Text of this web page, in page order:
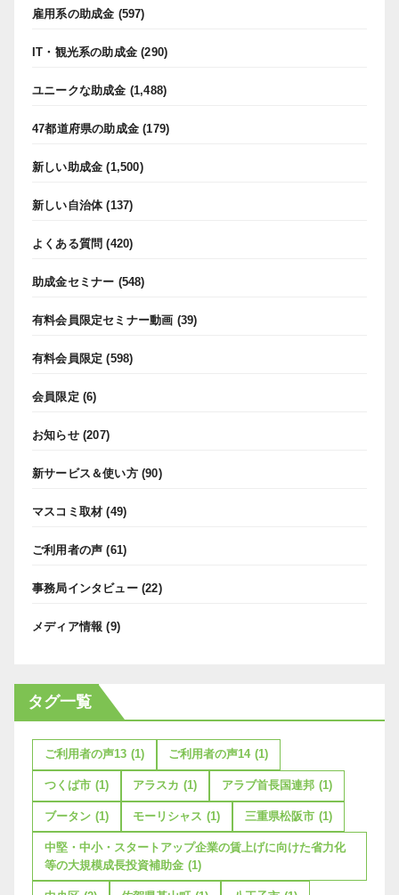
雇用系の助成金 (597)
IT・観光系の助成金 (290)
ユニークな助成金 (1,488)
47都道府県の助成金 (179)
新しい助成金 (1,500)
新しい自治体(137)
よくある質問 (420)
助成金セミナー (548)
有料会員限定セミナー動画 (39)
有料会員限定 (598)
会員限定 (6)
お知らせ(207)
新サービス＆使い方(90)
マスコミ取材 (49)
ご利用者の声 (61)
事務局インタビュー(22)
メディア情報 (9)
タグ一覧
ご利用者の声13 (1) ご利用者の声14 (1)
つくば市 (1) アラスカ (1) アラブ首長国連邦 (1)
ブータン (1) モーリシャス (1) 三重県松阪市 (1)
中堅・中小・スタートアップ企業の賃上げに向けた省力化
等の大規模成長投資補助金 (1)